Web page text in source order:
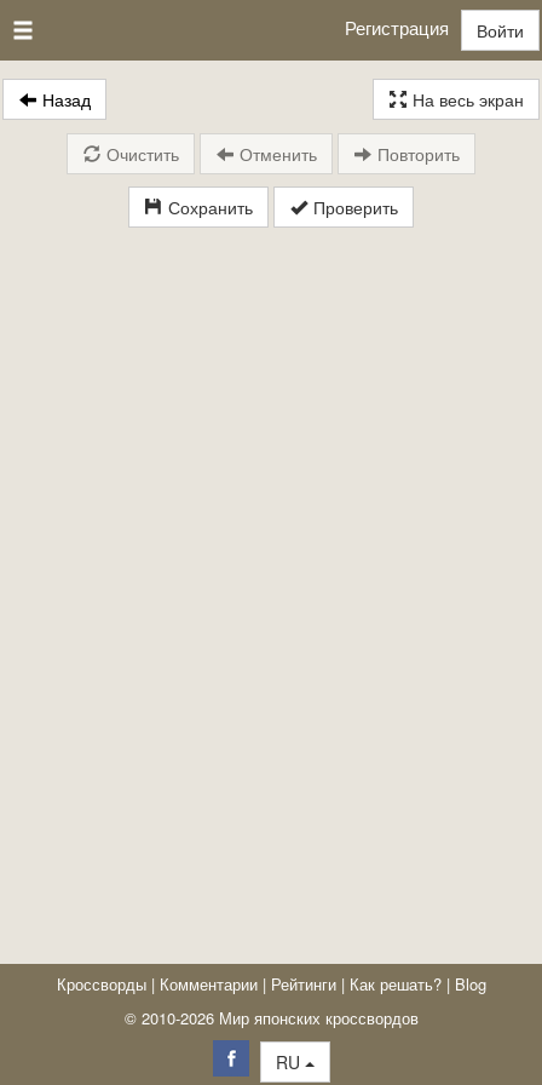
Регистрация Войти
Назад На весь экран
Сохранить Проверить
Очистить Отменить Повторить
Кроссворды | Комментарии | Рейтинги | Как решать? | Blog
© 2010-2026 Мир японских кроссвордов
RU